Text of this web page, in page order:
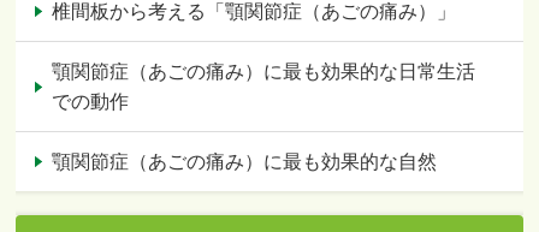
椎間板から考える「顎関節症（あごの痛み）」
顎関節症（あごの痛み）に最も効果的な日常生活
での動作
顎関節症（あごの痛み）に最も効果的な自然